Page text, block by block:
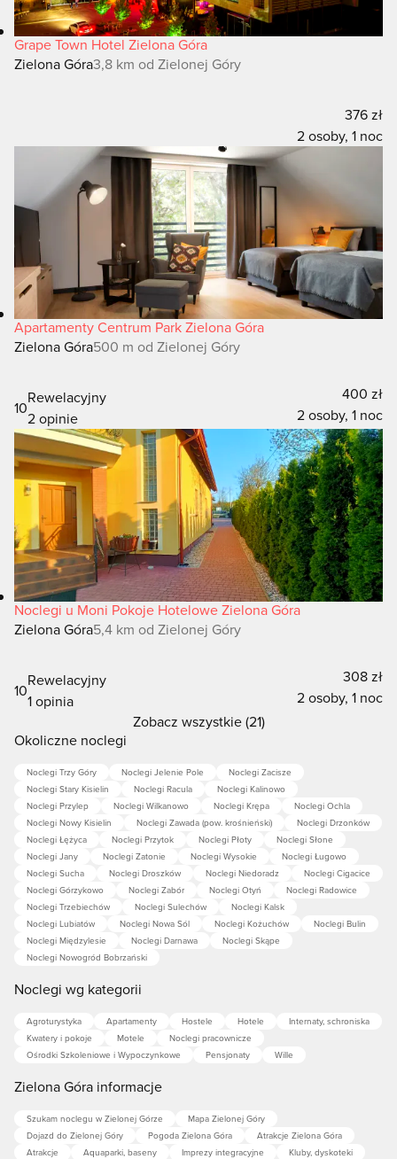
Grape Town Hotel Zielona Góra
Zielona Góra3,8 km od Zielonej Góry
376 zł
2 osoby, 1 noc
Apartamenty Centrum Park Zielona Góra
Zielona Góra500 m od Zielonej Góry
10
Rewelacyjny
2 opinie
400 zł
2 osoby, 1 noc
Noclegi u Moni Pokoje Hotelowe Zielona Góra
Zielona Góra5,4 km od Zielonej Góry
10
Rewelacyjny
1 opinia
308 zł
2 osoby, 1 noc
Zobacz wszystkie (21)
Okoliczne noclegi
Noclegi Trzy Góry Noclegi Jelenie Pole
Noclegi Zacisze
Noclegi Stary Kisielin
Noclegi Racula
Noclegi Kalinowo
Noclegi Przylep
Noclegi Wilkanowo Noclegi Krępa
Noclegi Ochla
Noclegi Nowy Kisielin
Noclegi Zawada (pow. krośnieński)
Noclegi Drzonków
Noclegi Łężyca
Noclegi Przytok Noclegi Płoty
Noclegi Słone
Noclegi Jany
Noclegi Zatonie Noclegi Wysokie
Noclegi Ługowo
Noclegi Sucha
Noclegi Droszków Noclegi Niedoradz
Noclegi Cigacice
Noclegi Górzykowo
Noclegi Zabór Noclegi Otyń
Noclegi Radowice
Noclegi Trzebiechów
Noclegi Sulechów
Noclegi Kalsk
Noclegi Lubiatów
Noclegi Nowa Sól Noclegi Kożuchów
Noclegi Bulin
Noclegi Międzylesie
Noclegi Darnawa
Noclegi Skąpe
Noclegi Nowogród Bobrzański
Noclegi wg kategorii
Agroturystyka Apartamenty Hostele Hotele
Internaty, schroniska
Kwatery i pokoje
Motele
Noclegi pracownicze
Ośrodki Szkoleniowe i Wypoczynkowe
Pensjonaty Wille
Zielona Góra informacje
Szukam noclegu w Zielonej Górze
Mapa Zielonej Góry
Dojazd do Zielonej Góry
Pogoda Zielona Góra
Atrakcje Zielona Góra
Atrakcje
Aquaparki, baseny Imprezy integracyjne
Kluby, dyskoteki